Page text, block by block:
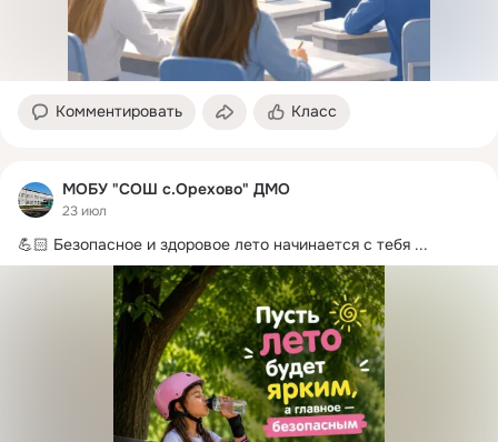
Комментировать Класс
МОБУ "СОШ с.Орехово" ДМО
23 июл
💪🏻 Безопасное и здоровое лето начинается с тебя ...